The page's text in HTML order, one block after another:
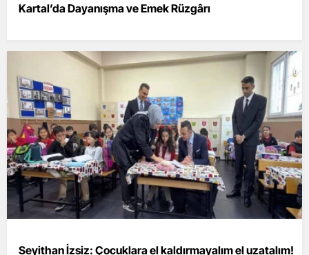
Kartal’da Dayanışma ve Emek Rüzgârı
Seyithan İzsiz: Çocuklara el kaldırmayalım el uzatalım!